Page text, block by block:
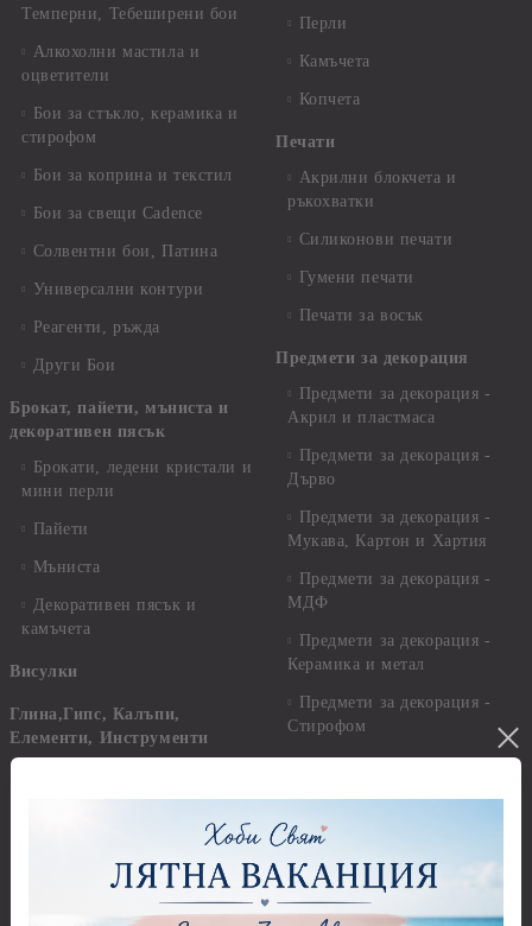
Темперни, Тебеширени бои
Алкохолни мастила и
оцветители
Бои за стъкло, керамика и
стирофом
Бои за коприна и текстил
Бои за свещи Cadence
Солвентни бои, Патина
Универсални контури
Реагенти, ръжда
Други Бои
Брокат, пайети, мъниста и
декоративен пясък
Брокати, ледени кристали и
мини перли
Пайети
Мъниста
Декоративен пясък и
камъчета
Висулки
Глина,Гипс, Калъпи,
Елементи, Инструменти
Елементи от полимерна
глина и полирезин
Пластични елементи
Перли
Камъчета
Копчета
Печати
Акрилни блокчета и
ръкохватки
Силиконови печати
Гумени печати
Печати за восък
Предмети за декорация
Предмети за декорация -
Акрил и пластмаса
Предмети за декорация -
Дърво
Предмети за декорация -
Мукава, Картон и Хартия
Предмети за декорация -
МДФ
Предмети за декорация -
Керамика и метал
Предмети за декорация -
Стирофом
Предмети за декорация -
Плат, органза, зебло,
целофан
Пънчове Перфоратори